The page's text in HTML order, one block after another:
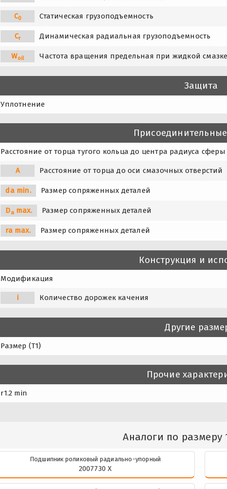
C0 Статическая грузоподъемность
Cr Динамическая радиальная грузоподъемность
Woil Частота вращения предельная при жидкой смазке
Защита
Уплотнение
Расстояние от торца тугого кольца до центра радиуса сферы
A Расстояние от торца до оси смазочных отверстий
da min. Размер сопряженных деталей
Damax. Размер сопряженных деталей
ra max. Размер сопряженных деталей
Конструкция и
Модификация
i Количество дорожек качения
Другие
Размер (T1)
Прочие
r1.2 min
Аналоги по размеру
Подшипник роликовый радиально-упорный
2007730 X